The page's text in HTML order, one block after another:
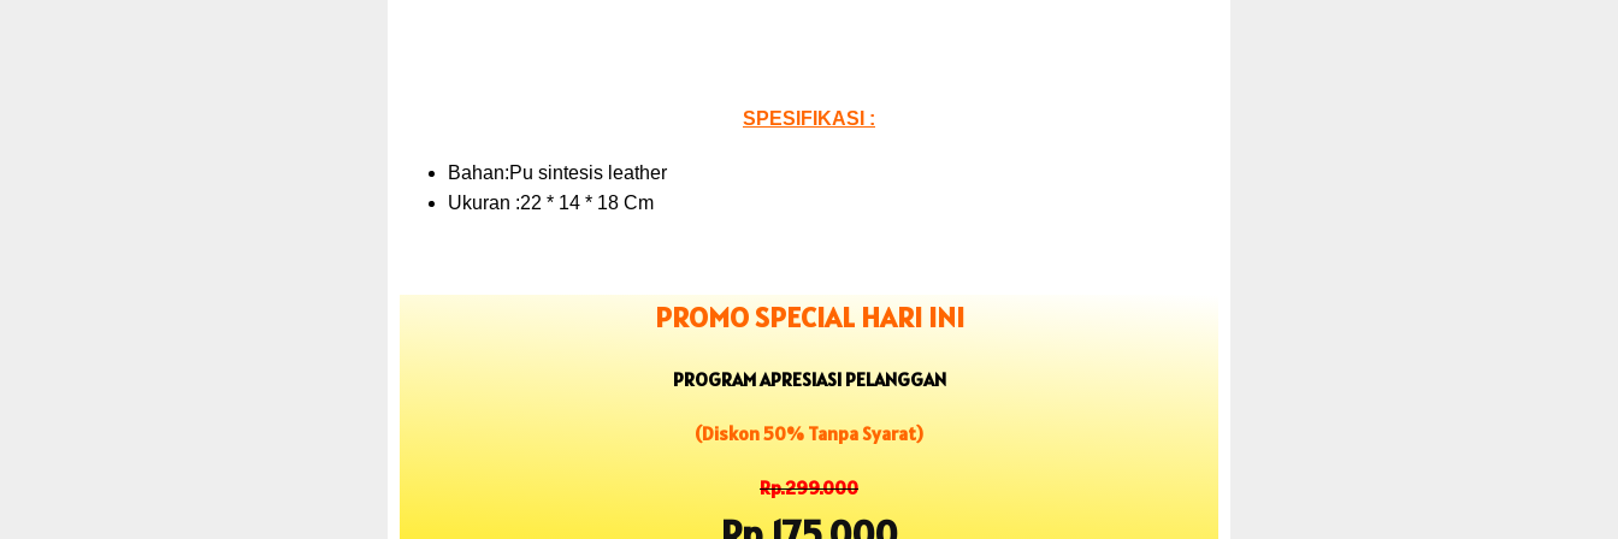
SPESIFIKASI :
Bahan:Pu sintesis leather
Ukuran :22 * 14 * 18 Cm
PROMO SPECIAL HARI INI
PROGRAM APRESIASI PELANGGAN
(Diskon 50% Tanpa Syarat)
Rp.299.000